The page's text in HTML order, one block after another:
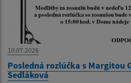
10.07.2026
Posledná rozlúčka s Margitou
Sedláková